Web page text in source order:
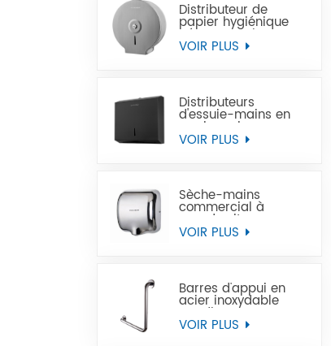
Distributeur de
papier hygiénique
géant en acier
inoxydable à
VOIR PLUS
Distributeurs
d'essuie-mains en
papier noir
commercial en acier
VOIR PLUS
Sèche-mains
commercial à
grande vitesse pour
les toilettes
VOIR PLUS
Barres d'appui en
acier inoxydable
Handicap pour
handicapés
VOIR PLUS